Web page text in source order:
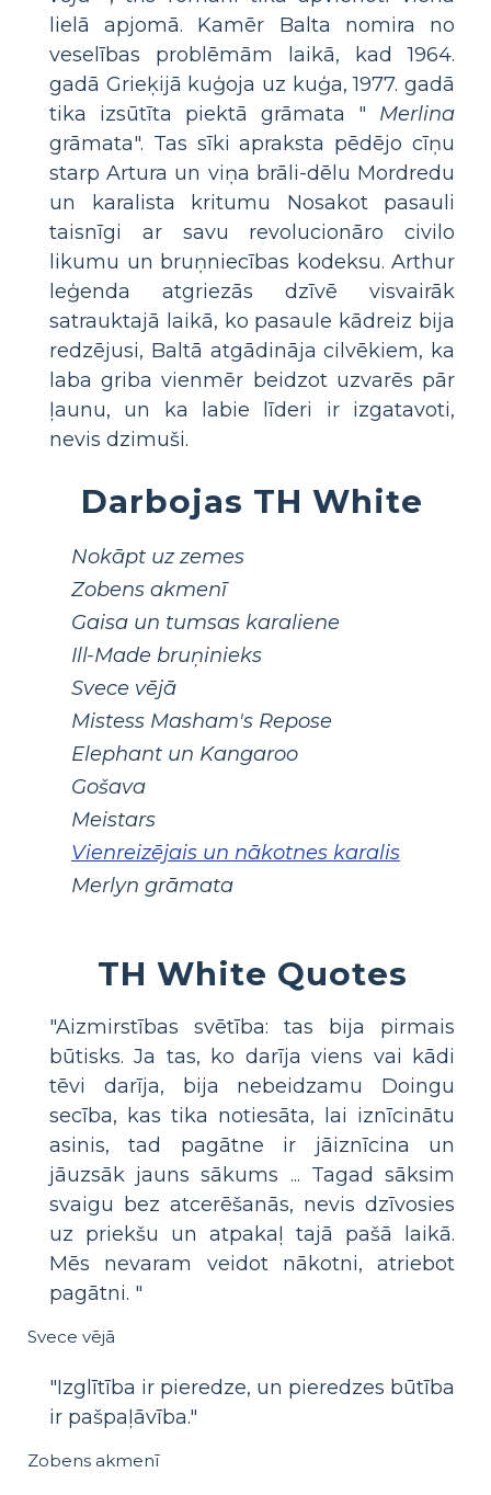
lielā apjomā. Kamēr Balta nomira no
veselības problēmām laikā, kad 1964.
gadā Grieķijā kuģoja uz kuģa, 1977. gadā
tika izsūtīta piektā grāmata " Merlina
grāmata". Tas sīki apraksta pēdējo cīņu
starp Artura un viņa brāli-dēlu Mordredu
un karalista kritumu Nosakot pasauli
taisnīgi ar savu revolucionāro civilo
likumu un bruņniecības kodeksu. Arthur
leģenda atgriezās dzīvē visvairāk
satrauktajā laikā, ko pasaule kādreiz bija
redzējusi, Baltā atgādināja cilvēkiem, ka
laba griba vienmēr beidzot uzvarēs pār
ļaunu, un ka labie līderi ir izgatavoti,
nevis dzimuši.
Darbojas TH White
Nokāpt uz zemes
Zobens akmenī
Gaisa un tumsas karaliene
Ill-Made bruņinieks
Svece vējā
Mistess Masham's Repose
Elephant un Kangaroo
Gošava
Meistars
Vienreizējais un nākotnes karalis
Merlyn grāmata
TH White Quotes
"Aizmirstības svētība: tas bija pirmais
būtisks. Ja tas, ko darīja viens vai kādi
tēvi darīja, bija nebeidzamu Doingu
secība, kas tika notiesāta, lai iznīcinātu
asinis, tad pagātne ir jāiznīcina un
jāuzsāk jauns sākums ... Tagad sāksim
svaigu bez atcerēšanās, nevis dzīvosies
uz priekšu un atpakaļ tajā pašā laikā.
Mēs nevaram veidot nākotni, atriebot
pagātni. "
Svece vējā
"Izglītība ir pieredze, un pieredzes būtība
ir pašpaļāvība."
Zobens akmenī